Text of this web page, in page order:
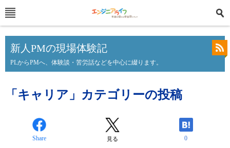
新人PMの現場体験記
PLからPMへ、体験談・苦労話などを中心に綴ります。
「キャリア」カテゴリーの投稿
Share 見る 0